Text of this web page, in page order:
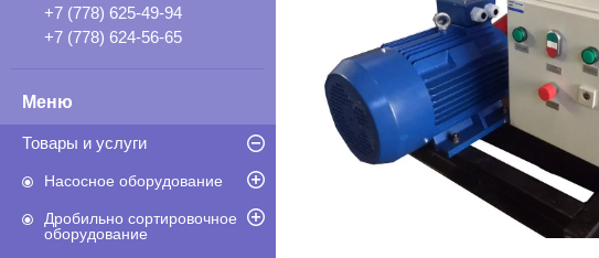
+7 (778) 625-49-94
+7 (778) 624-56-65
Товары и услуги
Насосное оборудование
Дробильно сортировочное
оборудование